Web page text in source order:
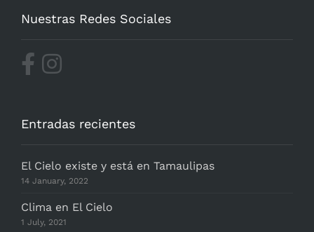
Nuestras Redes Sociales
Entradas recientes
El Cielo existe y está en Tamaulipas
14 January, 2022
Clima en El Cielo
1 July, 2021